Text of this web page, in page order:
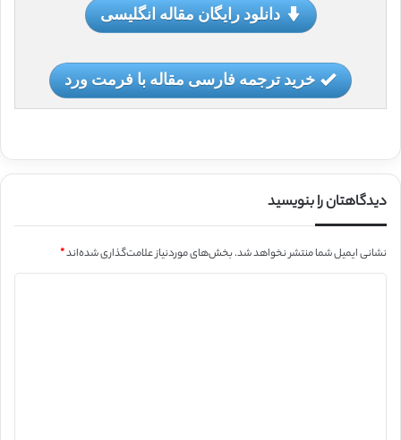
دانلود رایگان مقاله انگلیسی
خرید ترجمه فارسی مقاله با فرمت ورد
دیدگاهتان را بنویسید
نشانی ایمیل شما منتشر نخواهد شد.بخش‌های موردنیاز علامت‌گذاری شده‌اند*